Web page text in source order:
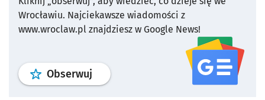
Wrocławiu. Najciekawsze wiadomości z
www.wroclaw.pl znajdziesz w Google News!
Obserwuj profil serwisu